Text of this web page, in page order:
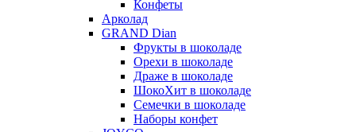
Конфеты
Арколад
GRAND Dian
Фрукты в шоколаде
Орехи в шоколаде
Драже в шоколаде
ШокоХит в шоколаде
Семечки в шоколаде
Наборы конфет